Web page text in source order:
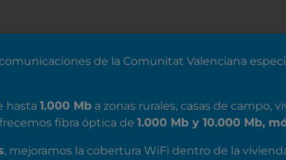
de la Comunitat Valenciana
hasta 1.000 Mb a zonas rurales, casas de campo,
fibra óptica de 1.000 Mb y 10.000 Mb,
, mejoramos la cobertura WiFi dentro de la